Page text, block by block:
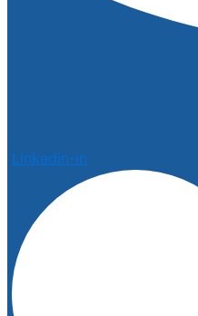
Linkedin-in